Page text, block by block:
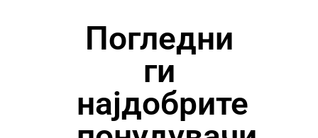
Погледни
ги
најдобрите